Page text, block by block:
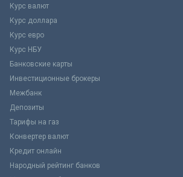
Курс валют
Курс доллара
Курс евро
Курс НБУ
Банковские карты
Инвестиционные брокеры
Межбанк
Депозиты
Тарифы на газ
Конвертер валют
Кредит онлайн
Народный рейтинг банков